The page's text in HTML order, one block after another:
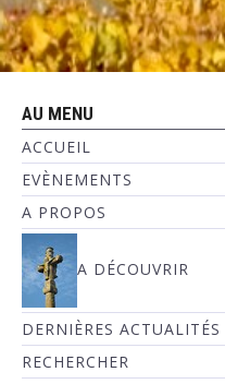
AU MENU
ACCUEIL
EVÈNEMENTS
A PROPOS
A DÉCOUVRIR
DERNIÈRES ACTUALITÉS
RECHERCHER